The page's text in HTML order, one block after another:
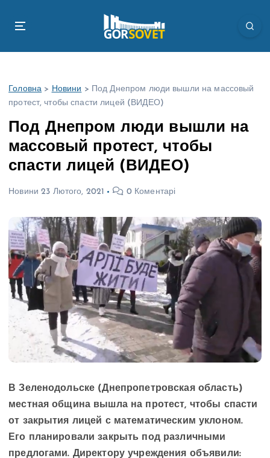
Головна > Новини >
Под Днепром люди вышли на массовый
протест, чтобы спасти лицей (ВИДЕО)
Под Днепром люди вышли на
массовый протест, чтобы
спасти лицей (ВИДЕО)
Новини 23 Лютого, 2021 0 Коментарі
В Зеленодольске (Днепропетровская область)
местная община вышла на протест, чтобы спасти
от закрытия лицей с математическим уклоном.
Его планировали закрыть под различными
предлогами. Директору учреждения объявили: